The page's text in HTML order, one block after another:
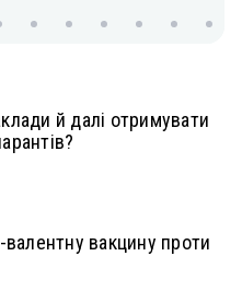
й далі отримувати
валентну вакцину проти